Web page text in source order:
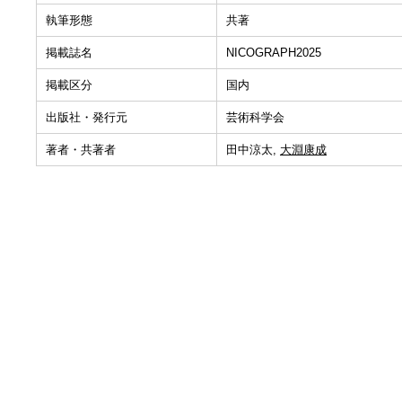
執筆形態 共著
掲載誌名 NICOGRAPH2025
掲載区分 国内
出版社・発行元 芸術科学会
著者・共著者 田中涼太, 大淵康成